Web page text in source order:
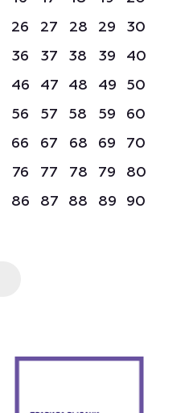
26 27 28 29
30
36 37 38 39
40
46 47 48 49
50
56 57 58 59
60
66 67 68 69
70
76 77 78 79
80
86 87 88 89
90